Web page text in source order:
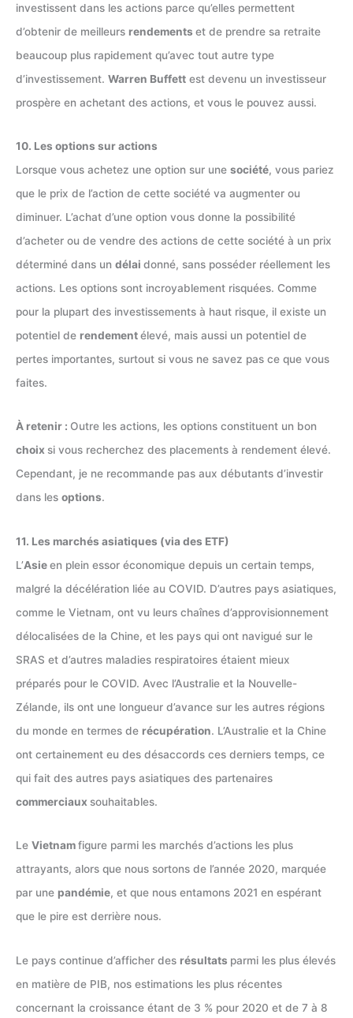
investissent dans les actions parce qu’elles permettent
d’obtenir de meilleurs rendements et de prendre sa retraite
beaucoup plus rapidement qu’avec tout autre type
d’investissement. Warren Buffett est devenu un investisseur
prospère en achetant des actions, et vous le pouvez aussi.
10. Les options sur actions
Lorsque vous achetez une option sur une société, vous pariez
que le prix de l’action de cette société va augmenter ou
diminuer. L’achat d’une option vous donne la possibilité
d’acheter ou de vendre des actions de cette société à un prix
déterminé dans un délai donné, sans posséder réellement les
actions. Les options sont incroyablement risquées. Comme
pour la plupart des investissements à haut risque, il existe un
potentiel de rendementélevé, mais aussi un potentiel de
pertes importantes, surtout si vous ne savez pas ce que vous
faites.
À retenir : Outre les actions, les options constituent un bon
choix si vous recherchez des placements à rendement élevé.
Cependant, je ne recommande pas aux débutants d’investir
dans les options.
11. Les marchés asiatiques (via des ETF)
L’Asieen plein essor économique depuis un certain temps,
malgré la décélération liée au COVID. D’autres pays asiatiques,
comme le Vietnam, ont vu leurs chaînes d’approvisionnement
délocalisées de la Chine, et les pays qui ont navigué sur le
SRAS et d’autres maladies respiratoires étaient mieux
préparés pour le COVID. Avec l’Australie et la Nouvelle-
Zélande, ils ont une longueur d’avance sur les autres régions
du monde en termes de récupération. L’Australie et la Chine
ont certainement eu des désaccords ces derniers temps, ce
qui fait des autres pays asiatiques des partenaires
commerciaux souhaitables.
Le Vietnamfigure parmi les marchés d’actions les plus
attrayants, alors que nous sortons de l’année 2020, marquée
par une pandémie, et que nous entamons 2021 en espérant
que le pire est derrière nous.
Le pays continue d’afficher des résultats parmi les plus élevés
en matière de PIB, nos estimations les plus récentes
concernant la croissance étant de 3 % pour 2020 et de 7 à 8